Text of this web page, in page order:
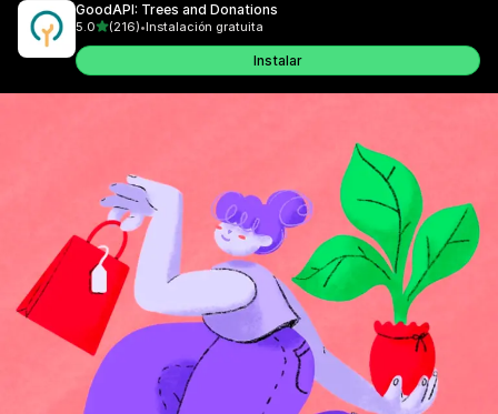
GoodAPI: Trees and Donations
5.0de 5 estrellas
(216)
216 reseñas en total
•Instalación gratuita
Instalar